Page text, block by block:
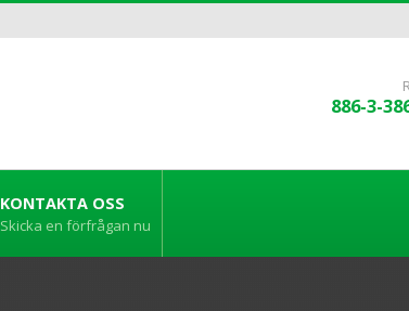
886-3-
KONTAKTA OSS
Skicka en förfrågan nu